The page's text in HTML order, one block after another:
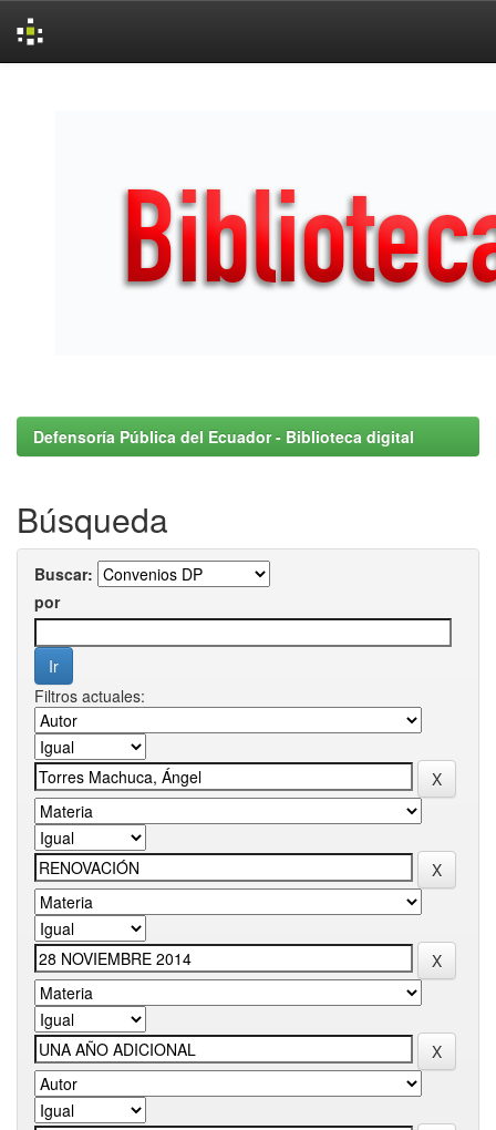
Defensoría Pública del Ecuador - Biblioteca digital
Búsqueda
Buscar:
por
Filtros actuales: